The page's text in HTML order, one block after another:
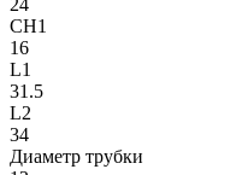
CH1
16
L1
31.5
L2
34
Диаметр трубки